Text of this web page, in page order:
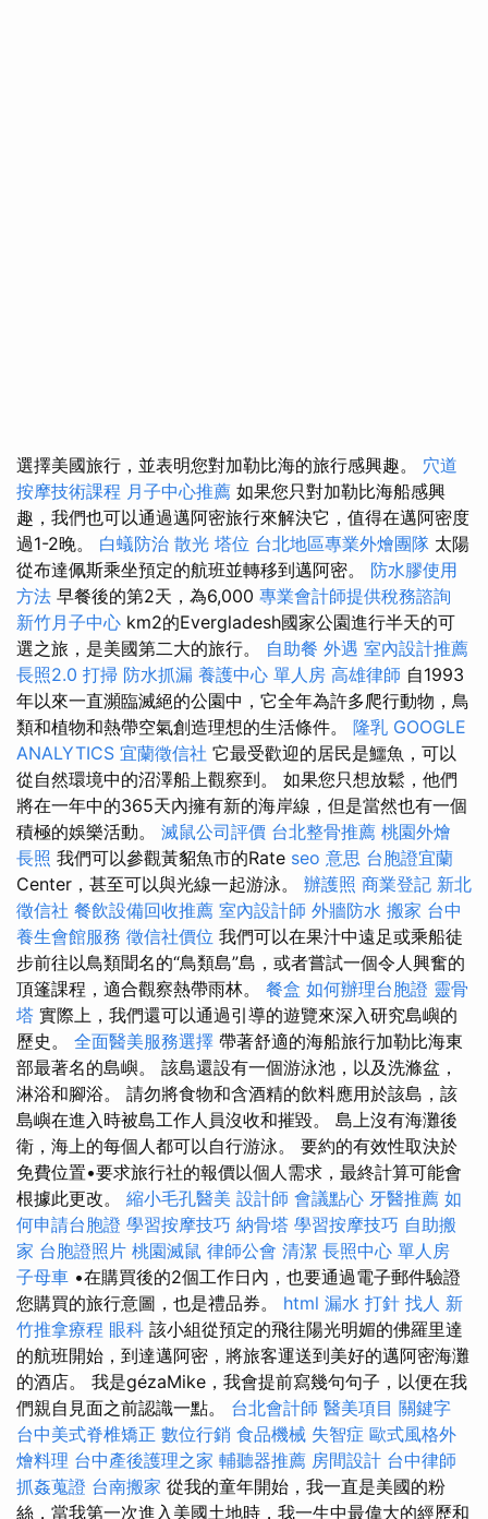
選擇美國旅行，並表明您對加勒比海的旅行感興趣。 穴道
按摩技術課程 月子中心推薦 如果您只對加勒比海船感興
趣，我們也可以通過邁阿密旅行來解決它，值得在邁阿密度
過1-2晚。 白蟻防治 散光 塔位 台北地區專業外燴團隊 太陽
從布達佩斯乘坐預定的航班並轉移到邁阿密。 防水膠使用
方法 早餐後的第2天，為6,000 專業會計師提供稅務諮詢
新竹月子中心 km2的Evergladesh國家公園進行半天的可
選之旅，是美國第二大的旅行。 自助餐 外遇 室內設計推薦
長照2.0 打掃 防水抓漏 養護中心 單人房 高雄律師 自1993
年以來一直瀕臨滅絕的公園中，它全年為許多爬行動物，鳥
類和植物和熱帶空氣創造理想的生活條件。 隆乳 GOOGLE
ANALYTICS 宜蘭徵信社 它最受歡迎的居民是鱷魚，可以
從自然環境中的沼澤船上觀察到。 如果您只想放鬆，他們
將在一年中的365天內擁有新的海岸線，但是當然也有一個
積極的娛樂活動。 滅鼠公司評價 台北整骨推薦 桃園外燴
長照 我們可以參觀黃貂魚市的Rate seo 意思 台胞證宜蘭
Center，甚至可以與光線一起游泳。 辦護照 商業登記 新北
徵信社 餐飲設備回收推薦 室內設計師 外牆防水 搬家 台中
養生會館服務 徵信社價位 我們可以在果汁中遠足或乘船徒
步前往以鳥類聞名的“鳥類島”島，或者嘗試一個令人興奮的
頂篷課程，適合觀察熱帶雨林。 餐盒 如何辦理台胞證 靈骨
塔 實際上，我們還可以通過引導的遊覽來深入研究島嶼的
歷史。 全面醫美服務選擇 帶著舒適的海船旅行加勒比海東
部最著名的島嶼。 該島還設有一個游泳池，以及洗滌盆，
淋浴和腳浴。 請勿將食物和含酒精的飲料應用於該島，該
島嶼在進入時被島工作人員沒收和摧毀。 島上沒有海灘後
衛，海上的每個人都可以自行游泳。 要約的有效性取決於
免費位置•要求旅行社的報價以個人需求，最終計算可能會
根據此更改。 縮小毛孔醫美 設計師 會議點心 牙醫推薦 如
何申請台胞證 學習按摩技巧 納骨塔 學習按摩技巧 自助搬
家 台胞證照片 桃園滅鼠 律師公會 清潔 長照中心 單人房
子母車 •在購買後的2個工作日內，也要通過電子郵件驗證
您購買的旅行意圖，也是禮品券。 html 漏水 打針 找人 新
竹推拿療程 眼科 該小組從預定的飛往陽光明媚的佛羅里達
的航班開始，到達邁阿密，將旅客運送到美好的邁阿密海灘
的酒店。 我是gézaMike，我會提前寫幾句句子，以便在我
們親自見面之前認識一點。 台北會計師 醫美項目 關鍵字
台中美式脊椎矯正 數位行銷 食品機械 失智症 歐式風格外
燴料理 台中產後護理之家 輔聽器推薦 房間設計 台中律師
抓姦蒐證 台南搬家 從我的童年開始，我一直是美國的粉
絲，當我第一次進入美國土地時，我一生中最偉大的經歷和